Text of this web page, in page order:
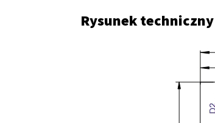
Rysunek techniczny